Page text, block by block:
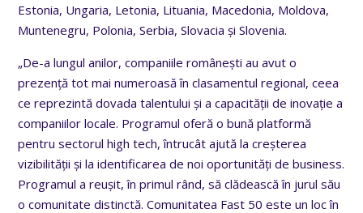
Estonia, Ungaria, Letonia, Lituania, Macedonia, Moldova,
Muntenegru, Polonia, Serbia, Slovacia și Slovenia.
„De-a lungul anilor, companiile românești au avut o
prezență tot mai numeroasă în clasamentul regional, ceea
ce reprezintă dovada talentului și a capacității de inovație a
companiilor locale. Programul oferă o bună platformă
pentru sectorul high tech, întrucât ajută la creșterea
vizibilității și la identificarea de noi oportunități de business.
Programul a reușit, în primul rând, să clădească în jurul său
o comunitate distinctă. Comunitatea Fast 50 este un loc în